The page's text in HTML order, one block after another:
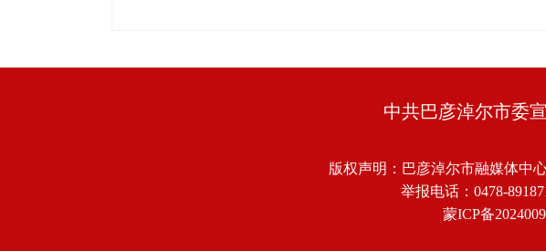
中共巴彦淖尔市委
版权声明：巴彦淖尔市融媒体中
举报电话：0478-
蒙ICP备